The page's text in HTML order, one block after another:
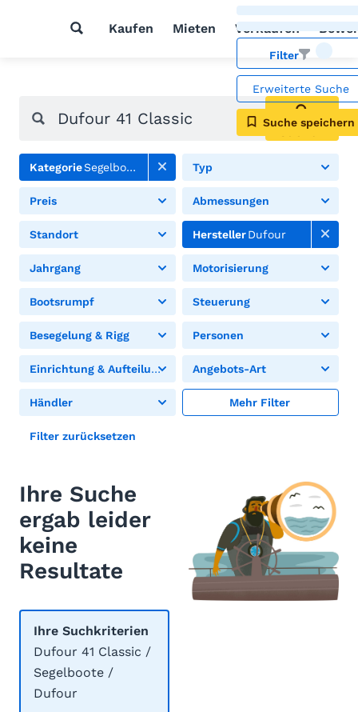
Kaufen Mieten Verkaufen
Filter
Erweiterte Suche
Suche speichern
Suchen
KategorieSegelboote Typ
Preis Abmessungen
Standort HerstellerDufour
Jahrgang Motorisierung
Bootsrumpf Steuerung
Besegelung & Rigg Personen
Einrichtung & Aufteilung Angebots-Art
Händler Mehr Filter
Filter zurücksetzen
Ihre Suche
ergab leider
keine
Resultate
Ihre Suchkriterien
Dufour 41 Classic /
Segelboote /
Dufour